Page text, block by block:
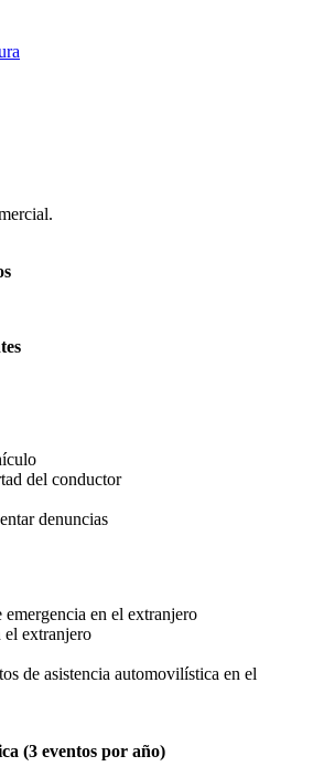
del conductor
denuncias
emergencia en el extranjero
el extranjero
de asistencia automovilística en el
(3 eventos por año)